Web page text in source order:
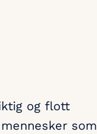
og flott
som